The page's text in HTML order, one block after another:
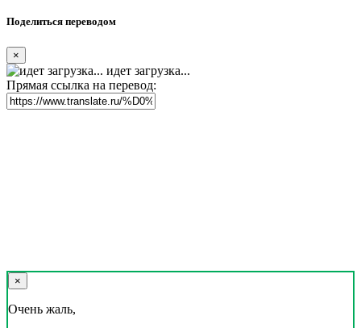
Поделиться переводом
×
идет загрузка...
Прямая ссылка на перевод:
×
Очень жаль,